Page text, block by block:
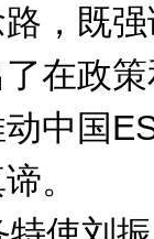
，既
在政
中国
。